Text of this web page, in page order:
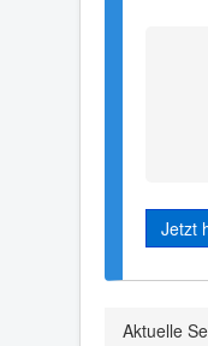
Jetzt
Aktuelle